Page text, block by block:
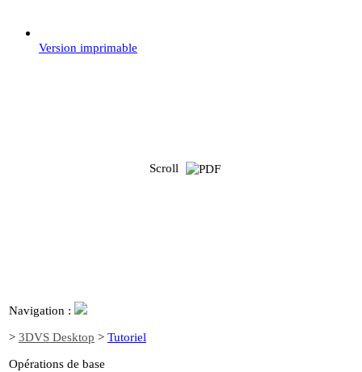
Version imprimable
Navigation :
> 3DVS Desktop > Tutoriel
Opérations de base
Scroll